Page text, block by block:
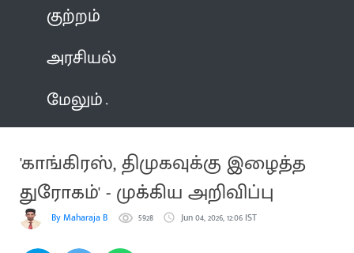
குற்றம்
அரசியல்
மேலும்
'காங்கிரஸ், திமுகவுக்கு இழைத்த
துரோகம்' - முக்கிய அறிவிப்பு
By Maharaja B 5928 Jun 04, 2026, 12:06 IST